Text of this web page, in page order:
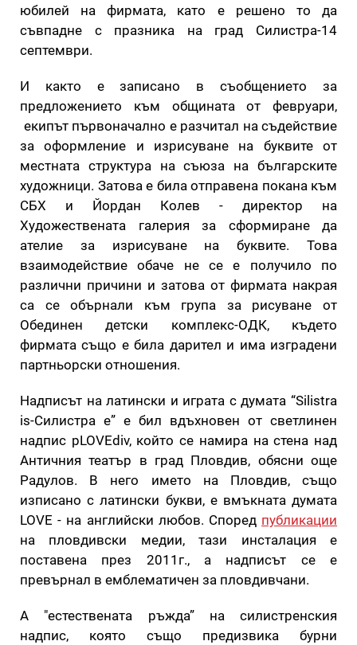
юбилей на фирмата, като е решено то да
съвпадне с празника на град Силистра-14
септември.
И както е записано в съобщението за
предложението към общината от февруари,
екипът първоначално е разчитал на съдействие
за оформление и изрисуване на буквите от
местната структура на съюза на българските
художници. Затова е била отправена покана към
СБХ и Йордан Колев - директор на
Художествената галерия за сформиране да
ателие за изрисуване на буквите. Това
взаимодействие обаче не се е получило по
различни причини и затова от фирмата накрая
са се обърнали към група за рисуване от
Обединен детски комплекс-ОДК, където
фирмата също е била дарител и има изградени
партньорски отношения.
Надписът на латински и играта с думата “Silistra
is-Силистра е” е бил вдъхновен от светлинен
надпис pLOVEdiv, който се намира на стена над
Античния театър в град Пловдив, обясни още
Радулов. В него името на Пловдив, също
изписано с латински букви, е вмъкната думата
LOVE - на английски любов. Според публикации
на пловдивски медии, тази инсталация е
поставена през 2011г., а надписът се е
превърнал в емблематичен за пловдивчани.
А "естествената ръжда” на силистренския
надпис, която също предизвика бурни